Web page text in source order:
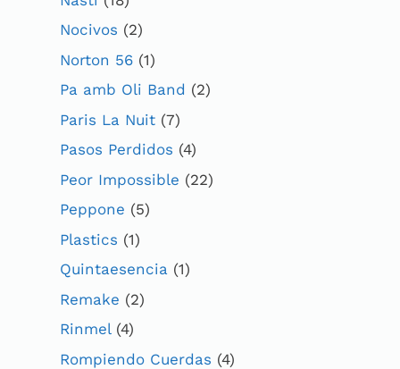
Nocivos (2)
Norton 56 (1)
Pa amb Oli Band (2)
Paris La Nuit (7)
Pasos Perdidos (4)
Peor Impossible (22)
Peppone (5)
Plastics (1)
Quintaesencia (1)
Remake (2)
Rinmel(4)
Rompiendo Cuerdas (4)